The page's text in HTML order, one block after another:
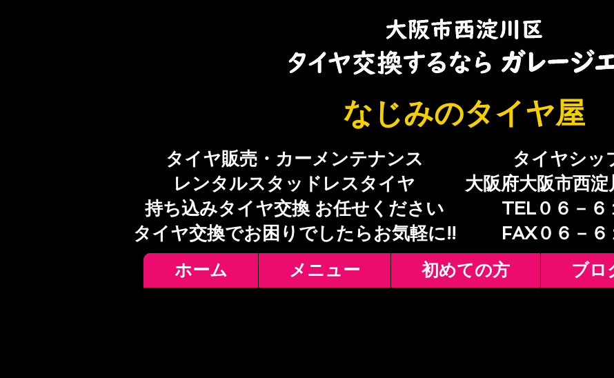
​なじみのタイヤ屋
タイヤ販売・カーメンテナンス
レンタルスタッドレスタイヤ
持ち込みタイヤ交換 お任せください
​タイヤ交換でお困りでしたらお気軽に!!
タイヤシッ
大阪府大阪市西
TEL０６－６
​FAX０６－６
ホーム メニュー 初めての方 ブロ